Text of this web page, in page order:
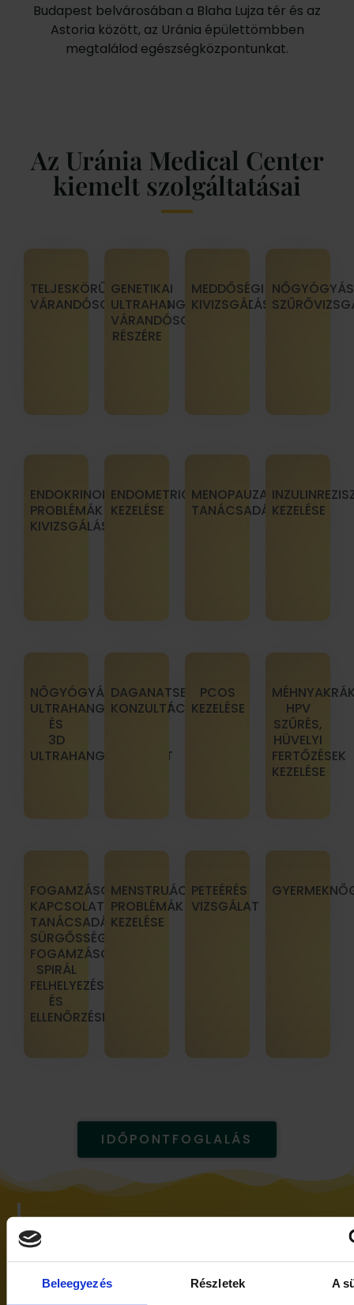
Beleegyezés Részletek A
Budapest belvárosában a Blaha Lujza tér és az
Astoria között, az Uránia épülettömbben
megtalálod egészségközpontunkat.
Az Uránia Medical Center
kiemelt szolgáltatásai
TELJESKÖRŰ
VÁRANDÓSGONDOZÁS
GENETIKAI
ULTRAHANGVIZSGÁLAT
VÁRANDÓSOK
RÉSZÉRE
MEDDŐSÉGI
KIVIZSGÁLÁS
ENDOKRINOLÓGIAI
PROBLÉMÁK
KIVIZSGÁLÁSA
ENDOMETRIÓZIS
KEZELÉSE
MENOPAUZA
TANÁCSADÁSKEZELÉSE
NŐGYÓGYÁSZATI
ULTRAHANGVIZSGÁLAT
ÉS
3D
ULTRAHANGVIZSGÁLAT
DAGANATSEBÉSZETI
KONZULTÁCIÓ
PCOS
KEZELÉSE
HPV
SZŰRÉS,
HÜVELYI
FERTŐZÉSEK
KEZELÉSE
FOGAMZÁSGÁTLÁSSAL
KAPCSOLATOS
TANÁCSADÁS,
SÜRGŐSSÉGI
FOGAMZÁSGÁTLÁS,
SPIRÁL
FELHELYEZÉSE
ÉS
ELLENŐRZÉSE
MENSTRUÁCIÓS
PROBLÉMÁK
KEZELÉSE
PETEÉRÉS
VIZSGÁLAT
IDŐPONTFOGLALÁS
Várandós vagy?
Kalkuláld ki velünk, mikor érkezik babád,
éppen hányadik hétben jársz?